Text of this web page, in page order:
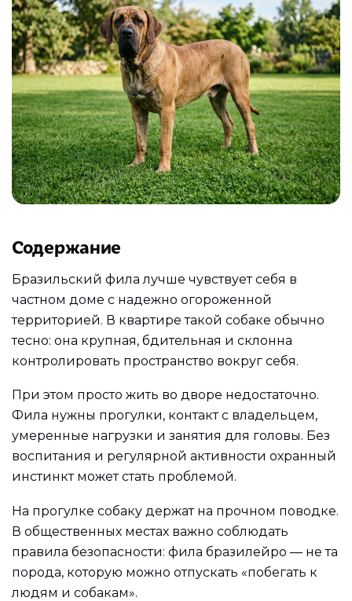
Содержание
Бразильский фила лучше чувствует себя в
частном доме с надежно огороженной
территорией. В квартире такой собаке обычно
тесно: она крупная, бдительная и склонна
контролировать пространство вокруг себя.
При этом просто жить во дворе недостаточно.
Фила нужны прогулки, контакт с владельцем,
умеренные нагрузки и занятия для головы. Без
воспитания и регулярной активности охранный
инстинкт может стать проблемой.
На прогулке собаку держат на прочном поводке.
В общественных местах важно соблюдать
правила безопасности: фила бразилейро — не та
порода, которую можно отпускать «побегать к
людям и собакам».